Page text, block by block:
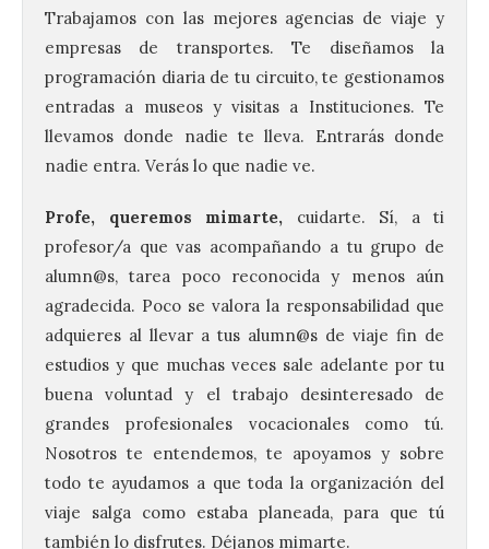
Trabajamos con las mejores agencias de viaje y
empresas de transportes. Te diseñamos la
programación diaria de tu circuito, te gestionamos
entradas a museos y visitas a Instituciones. Te
llevamos donde nadie te lleva. Entrarás donde
nadie entra. Verás lo que nadie ve.
Profe, queremos mimarte, cuidarte. Sí, a ti
profesor/a que vas acompañando a tu grupo de
alumn@s, tarea poco reconocida y menos aún
agradecida. Poco se valora la responsabilidad que
adquieres al llevar a tus alumn@s de viaje fin de
estudios y que muchas veces sale adelante por tu
buena voluntad y el trabajo desinteresado de
grandes profesionales vocacionales como tú.
Nosotros te entendemos, te apoyamos y sobre
todo te ayudamos a que toda la organización del
viaje salga como estaba planeada, para que tú
también lo disfrutes. Déjanos mimarte.